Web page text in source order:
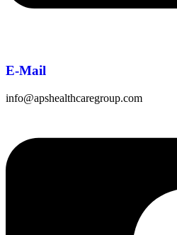
E-Mail
info@apshealthcaregroup.com